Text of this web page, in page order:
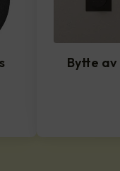
Bytte